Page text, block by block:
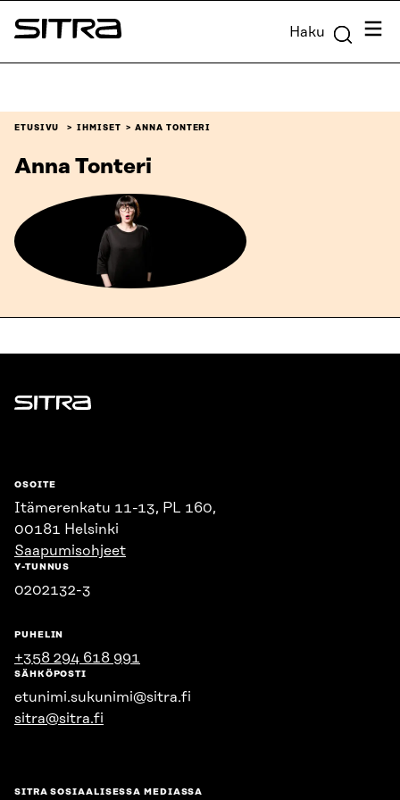
Siirry
suoraan
Sitra Haku
ETUSIVU IHMISET ANNA TONTERI
Anna Tonteri
Sitra
OSOITE
Itämerenkatu 11-13, PL 160,
00181 Helsinki
Saapumisohjeet
Y-TUNNUS
0202132-3
PUHELIN
+358 294 618 991
SÄHKÖPOSTI
etunimi.sukunimi@sitra.fi
sitra@sitra.fi
SITRA SOSIAALISESSA MEDIASSA